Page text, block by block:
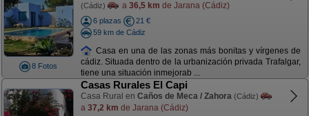
8 Fotos
(Cádiz) a 36,5 km de Jarana (Cádiz)
6 plazas
21 €
59 km de Cádiz
Casa en una de las zonas más bonitas y vírgenes de
cádiz. Situada dentro de la urbanización privada Trafalgar,
tiene una situación inmejorab ...
Casas Rurales El Capi
Casa Rural en Caños de Meca / Zahora (Cádiz)
a 37,2 km de Jarana (Cádiz)